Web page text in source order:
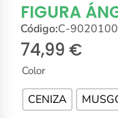
FIGURA
Código:C-
74,99 €
Color
CENIZA